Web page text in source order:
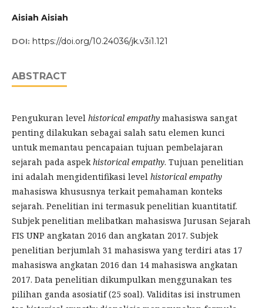
Aisiah Aisiah
DOI: https://doi.org/10.24036/jk.v3i1.121
ABSTRACT
Pengukuran level historical empathy mahasiswa sangat
penting dilakukan sebagai salah satu elemen kunci
untuk memantau pencapaian tujuan pembelajaran
sejarah pada aspekhistorical empathy. Tujuan penelitian
ini adalah mengidentifikasi level historical empathy
mahasiswa khususnya terkait pemahaman konteks
sejarah. Penelitian ini termasuk penelitian kuantitatif.
Subjek penelitian melibatkan mahasiswa Jurusan Sejarah
FIS UNP angkatan 2016 dan angkatan 2017. Subjek
penelitian berjumlah 31 mahasiswa yang terdiri atas 17
mahasiswa angkatan 2016 dan 14 mahasiswa angkatan
2017. Data penelitian dikumpulkan menggunakan tes
pilihan ganda asosiatif (25 soal). Validitas isi instrumen